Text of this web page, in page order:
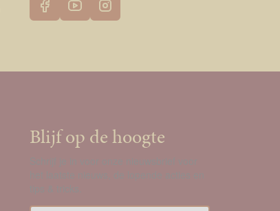
Blijf op de hoogte